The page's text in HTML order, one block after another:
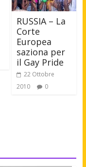
RUSSIA – La
Corte
Europea
saziona per
il Gay Pride
22 Ottobre
2010
0